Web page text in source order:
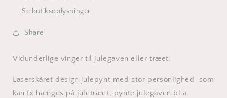
forskellige
forskellige
Se butiksoplysninger
Share
Vidunderlige vinger til julegaven eller træet.
Laserskåret design julepynt med stor personlighed som
kan fx hænges på juletræet, pynte julegaven bl.a.